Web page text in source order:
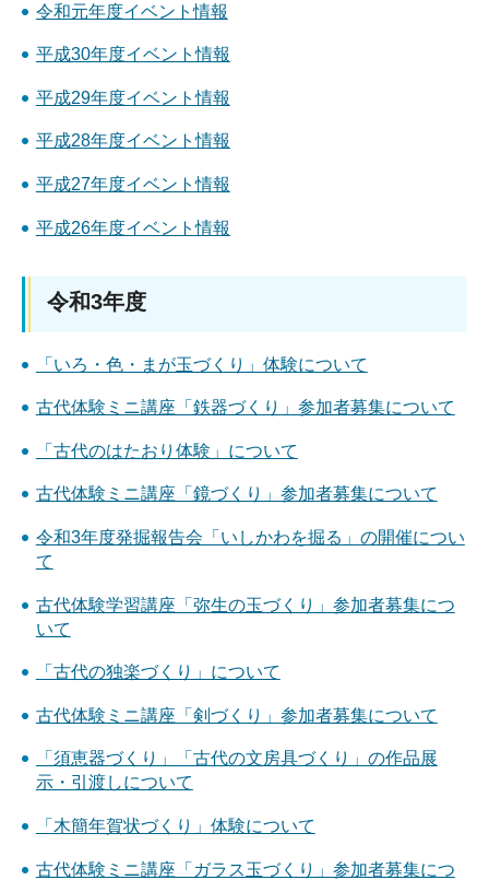
令和元年度イベント情報
平成30年度イベント情報
平成29年度イベント情報
平成28年度イベント情報
平成27年度イベント情報
平成26年度イベント情報
令和3年度
「いろ・色・まが玉づくり」体験について
古代体験ミニ講座「鉄器づくり」参加者募集について
「古代のはたおり体験」について
古代体験ミニ講座「鏡づくり」参加者募集について
令和3年度発掘報告会「いしかわを掘る」の開催につい
て
古代体験学習講座「弥生の玉づくり」参加者募集につ
いて
「古代の独楽づくり」について
古代体験ミニ講座「剣づくり」参加者募集について
「須恵器づくり」「古代の文房具づくり」の作品展
示・引渡しについて
「木簡年賀状づくり」体験について
古代体験ミニ講座「ガラス玉づくり」参加者募集につ